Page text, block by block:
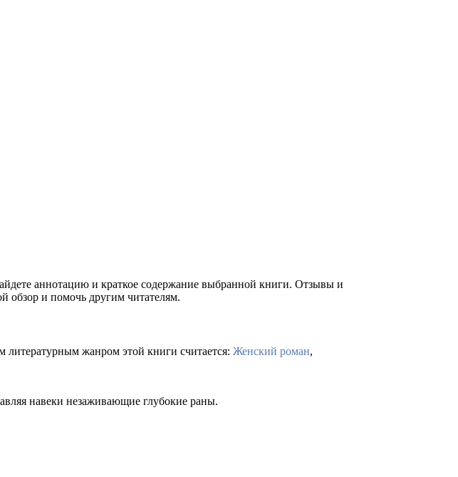
аннотацию и краткое содержание выбранной книги. Отзывы и
обзор и помочь другим читателям.
жанром этой книги считается: Женский роман,
навеки незаживающие глубокие раны.